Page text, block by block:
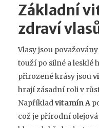
Základní
zdraví
Vlasy jsou
touží po silné a lesklé
přirozené krásy jsou
hrají zásadní roli v
Napříkladvitamín A
což je přírodní